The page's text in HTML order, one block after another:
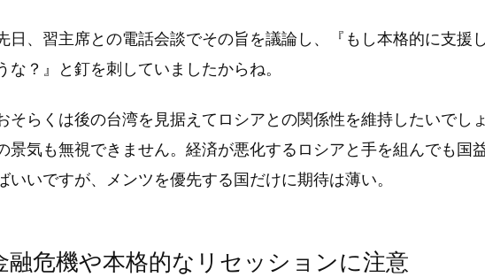
日、習主席との電話会談でその旨を議論し、『もし本格的に支援
な？』と釘を刺していましたからね。
そらくは後の台湾を見据えてロシアとの関係性を維持したいでし
景気も無視できません。経済が悪化するロシアと手を組んでも国
いいですが、メンツを優先する国だけに期待は薄い。
融危機や本格的なリセッションに注意